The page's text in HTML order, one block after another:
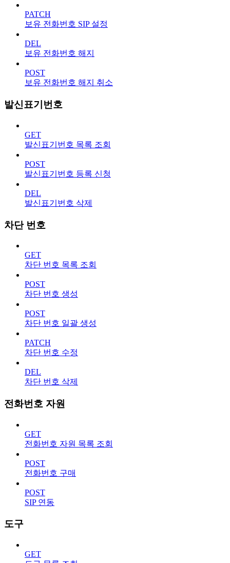
PATCH
보유 전화번호 SIP 설정
DEL
보유 전화번호 해지
POST
보유 전화번호 해지 취소
발신표기번호
GET
발신표기번호 목록 조회
POST
발신표기번호 등록 신청
DEL
발신표기번호 삭제
차단 번호
GET
차단 번호 목록 조회
POST
차단 번호 생성
POST
차단 번호 일괄 생성
PATCH
차단 번호 수정
DEL
차단 번호 삭제
전화번호 자원
GET
전화번호 자원 목록 조회
POST
전화번호 구매
POST
SIP 연동
도구
GET